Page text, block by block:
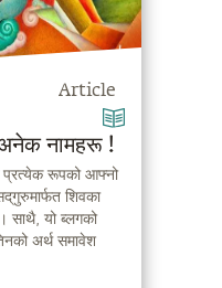
Article
नामहरू !
प्रत्येक रूपको आफ्नो
शिवका
साथै, यो ब्लगको
अर्थ समावेश